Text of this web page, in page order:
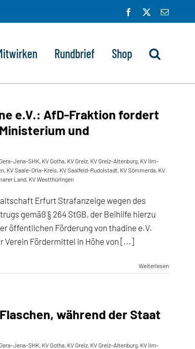
Facebook
E-
Rundbrief Shop
e.V.: AfD-Fraktion fordert
und
Jena-SHK, KV Gotha, KV Greiz, KV Greiz-Altenburg, KV Ilm-
, KV Saale-Orla-Kreis, KV Saalfeld-Rudolstadt, KV Sömmerda, KV
Land, KV Westthüringen
Erfurt Strafanzeige wegen des
gemäß § 264 StGB, der Beihilfe hierzu
öffentlichen Förderung von thadine e.V.
Fördermittel in Höhe von [...]
Weiterlesen
während der Staat
Jena-SHK, KV Gotha, KV Greiz, KV Greiz-Altenburg, KV Ilm-